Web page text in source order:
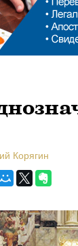
Корягин